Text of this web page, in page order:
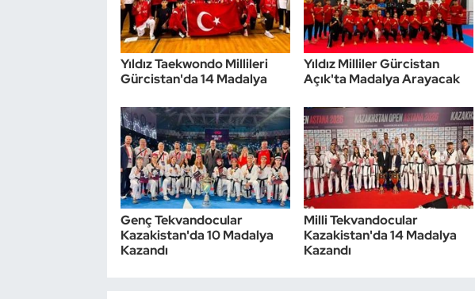
Yıldız Taekwondo Millileri
Gürcistan'da 14 Madalya
Yıldız Milliler Gürcistan
Açık'ta Madalya Arayacak
Genç Tekvandocular
Kazakistan'da 10 Madalya
Kazandı
Milli Tekvandocular
Kazakistan'da 14 Madalya
Kazandı
Vücut Geliştirme Fitness